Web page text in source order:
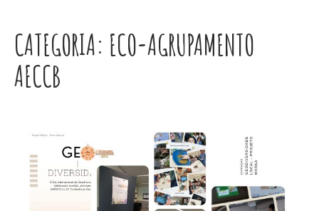
CATEGORIA: ECO-AGRUPAMENTO
AECCB